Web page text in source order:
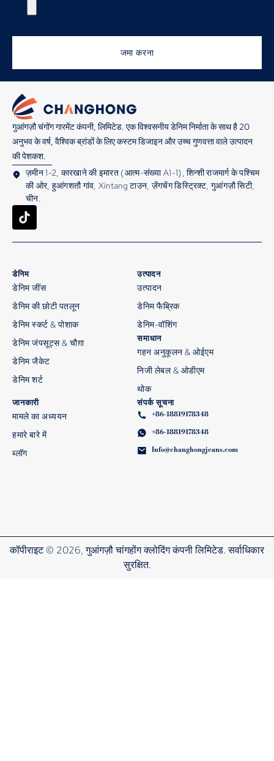
जमा करना
गुआंगज़ौ चंगोंग गारमेंट कंपनी, लिमिटेड. एक विश्वसनीय डेनिम निर्माता के साथ है 20
अनुभव के वर्ष, वैश्विक ब्रांडों के लिए कस्टम डिजाइन और उच्च गुणवत्ता वाले उत्पादन
की पेशकश.
ज़मीन 1-2, कारखाने की इमारत (आत्म-संख्या A1-1), शिन्शी राजमार्ग के पश्चिम
की ओर, हुआंगशतौ गांव, Xintang टाउन, ज़ेंगचेंग डिस्ट्रिक्ट, गुआंगज़ौ सिटी,
चीन.
डेनिम
डेनिम जींस
डेनिम की छोटी पतलून
डेनिम स्कर्ट & पोशाक
डेनिम जंपसूट्स & चौग़ा
डेनिम जैकेट
डेनिम शर्ट
उत्पादन
उत्पादन
डेनिम फैब्रिक
डेनिम-वॉशिंग
समाधान
गहन अनुकूलन & ओईएम
निजी लेबल & ओडीएम
थोक
जानकारी
मामले का अध्ययन
हमारे बारे में
ब्लॉग
संपर्क सूचना
+86-18819178348
+86-18819178348
Info@changhongjeans.com
कॉपीराइट © 2026, गुआंगज़ौ चांगहोंग क्लोदिंग कंपनी लिमिटेड. सर्वाधिकार
सुरक्षित.